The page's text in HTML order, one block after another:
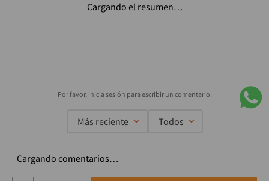
Cargando el resumen…
Más reciente Todos
Cargando comentarios…